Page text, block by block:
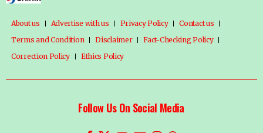
About us Advertise with us Privacy Policy
Contact us
Terms and Condition
Disclaimer
Fact-Checking Policy
Correction Policy
Ethics Policy
Follow Us On Social Media